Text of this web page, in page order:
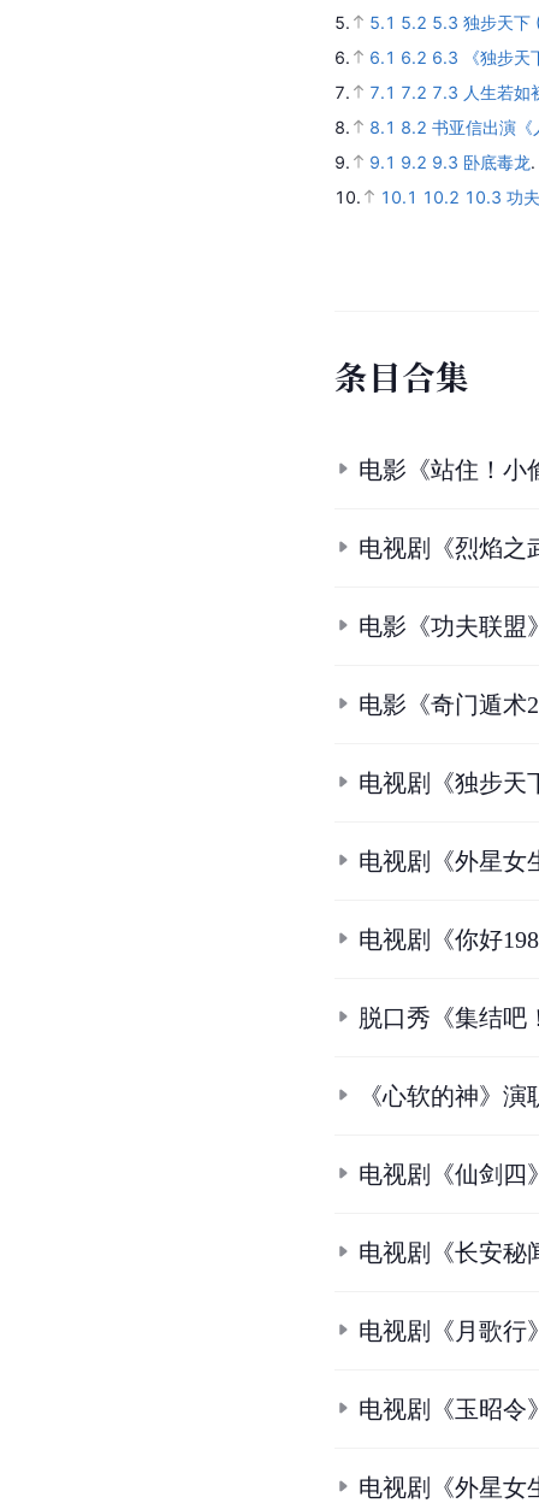
5.
5.1 5.2 5.3 独步天下
6.
6.1 6.2 6.3
《独步
7.
7.1 7.2 7.3 人生若
8.
8.1 8.2 书亚信出演《
9.
9.1 9.2 9.3 卧底毒龙.
10.
10.1 10.2 10.3 功
条目合集
电影《站住！小
电视剧《烈焰之
电影《功夫联盟
电影《奇门遁术
电视剧《独步天
电视剧《外星女
电视剧《你好
脱口秀《集结吧
《心软的神》演
电视剧《仙剑四
电视剧《长安秘
电视剧《月歌行
电视剧《玉昭令
电视剧《外星女